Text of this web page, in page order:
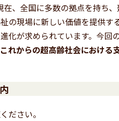
在、全国に多数の拠点を持ち
の現場に新しい価値を提供
化が求められています。今
これからの超高齢社会における
ださい。